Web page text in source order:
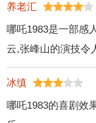
养老汇
哪吒1983是一部感
云,张峰山的演技令
冰缜
哪吒1983的喜剧效